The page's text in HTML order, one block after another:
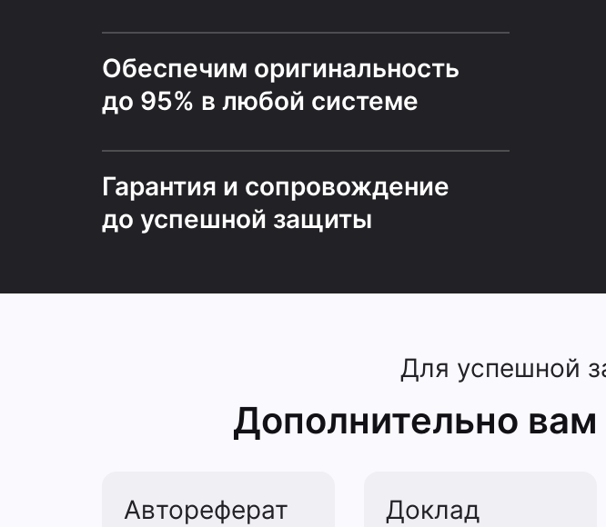
Обеспечим оригинальность
до 95% в любой системе
Гарантия и сопровождение
до успешной защиты
Для успешной
Дополнительно
Автореферат Доклад